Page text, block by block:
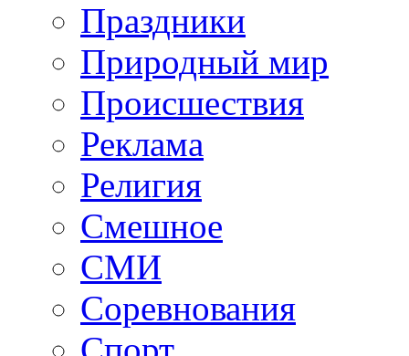
Праздники
Природный мир
Происшествия
Реклама
Религия
Смешное
СМИ
Соревнования